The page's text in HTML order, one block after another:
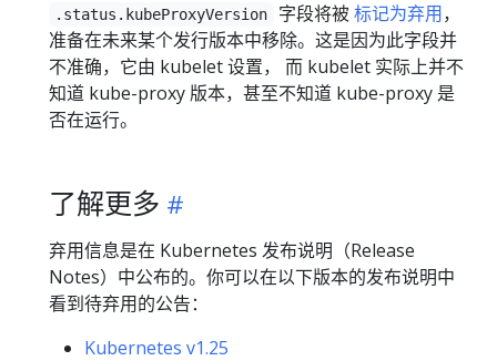
.status.kubeProxyVersion 字段将被标记为弃用，
准备在未来某个发行版本中移除。这是因为此字段并
不准确，它由 kubelet 设置， 而 kubelet 实际上并不
知道 kube-proxy 版本，甚至不知道 kube-proxy 是
否在运行。
了解更多
弃用信息是在 Kubernetes 发布说明（Release
Notes）中公布的。你可以在以下版本的发布说明中
看到待弃用的公告：
Kubernetes v1.25